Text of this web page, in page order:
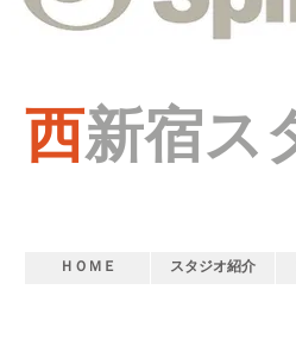
西新宿ス
ＨＯＭＥ スタジオ紹介